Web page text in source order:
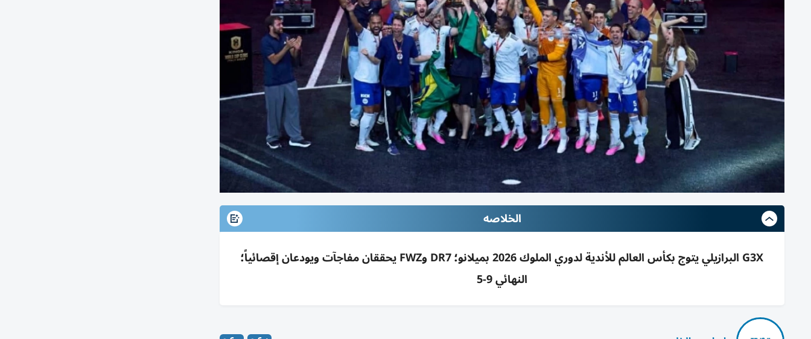
الخلاصه
G3X البرازيلي يتوج بكأس العالم للأندية لدوري الملوك 2026 بميلانو؛ DR7 وFWZ يحققان مفاجآت ويودعان إقصائياً؛
النهائي 9-5